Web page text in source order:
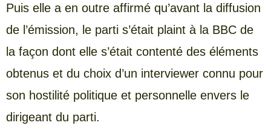
Puis elle a en outre affirmé qu’avant la diffusion
de l’émission, le parti s’était plaint à la BBC de
la façon dont elle s’était contenté des éléments
obtenus et du choix d’un interviewer connu pour
son hostilité politique et personnelle envers le
dirigeant du parti.